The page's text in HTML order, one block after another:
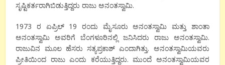
ಸೃಷ್ಟಿಕರ್ತರಾಗಿಬಿಡುತ್ತಿದ್ದರು ರಾಜು ಅನಂತಸ್ವಾಮಿ.
1973 ರ ಏಪ್ರಿಲ್ 19 ರಂದು ಮೈಸೂರು ಅನಂತಸ್ವಾಮಿ ಮತ್ತು ಶಾಂತಾ
ಅನಂತಸ್ವಾಮಿ ಅವರಿಗೆ ಬೆಂಗಳೂರಿನಲ್ಲಿ ಜನಿಸಿದರು ರಾಜು ಅನಂತಸ್ವಾಮಿ.
ರಾಜುವಿನ ಮೂಲ ಹೆಸರು ಸತ್ಯಪ್ರಕಾಶ್ ಎಂದಾಗಿತ್ತು. ಅನಂತಸ್ವಾಮಿಯವರು
ಪ್ರೀತಿಯಿಂದ ರಾಜು ಎಂದು ಕರೆಯುತ್ತಿದ್ದರು. ಮುಂದೆ ಅನಂತಸ್ವಾಮಿಯವರ